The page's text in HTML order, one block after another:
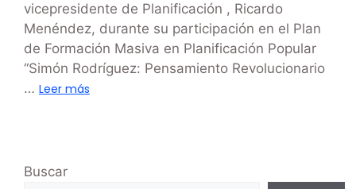
vicepresidente de Planificación , Ricardo
Menéndez, durante su participación en el Plan
de Formación Masiva en Planificación Popular
“Simón Rodríguez: Pensamiento Revolucionario
… Leer más
Buscar